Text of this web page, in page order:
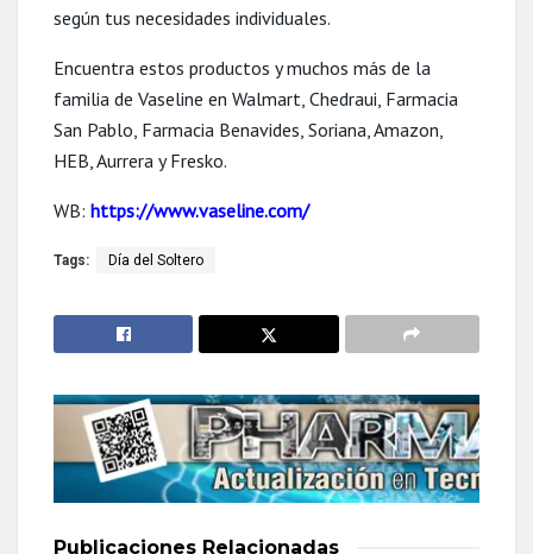
según tus necesidades individuales.
Encuentra estos productos y muchos más de la
familia de Vaseline en Walmart, Chedraui, Farmacia
San Pablo, Farmacia Benavides, Soriana, Amazon,
HEB, Aurrera y Fresko.
WB: https://www.vaseline.com/
Tags: Día del Soltero
Publicaciones Relacionadas